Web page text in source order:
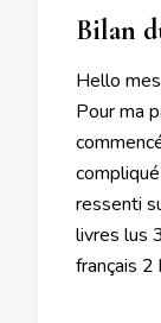
Bilan
Hello
Pour ma
ressenti
livres lus
français